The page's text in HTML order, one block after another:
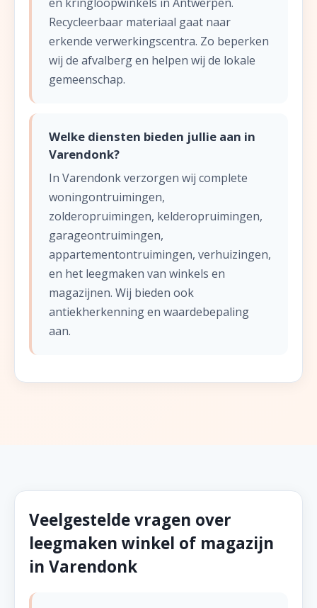
Recycleerbaar materiaal gaat naar
erkende verwerkingscentra. Zo beperken
wij de afvalberg en helpen wij de lokale
gemeenschap.
Welke diensten bieden jullie aan in
Varendonk?
In Varendonk verzorgen wij complete
woningontruimingen,
zolderopruimingen, kelderopruimingen,
garageontruimingen,
appartementontruimingen, verhuizingen,
en het leegmaken van winkels en
magazijnen. Wij bieden ook
antiekherkenning en waardebepaling
aan.
Veelgestelde vragen over
leegmaken winkel of magazijn
in Varendonk